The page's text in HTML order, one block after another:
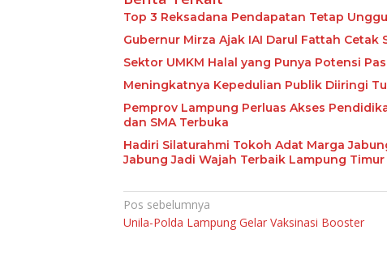
Top 3 Reksadana Pendapatan Tetap
Gubernur Mirza Ajak IAI Darul Fattah
Sektor UMKM Halal yang Punya Potensi
Meningkatnya Kepedulian Publik Diiringi
Pemprov Lampung Perluas Akses
dan SMA Terbuka
Hadiri Silaturahmi Tokoh Adat Marga
Jabung Jadi Wajah Terbaik Lampung
Navigasi
pos
Pos sebelumnya
Unila-Polda Lampung Gelar Vaksinasi Booster